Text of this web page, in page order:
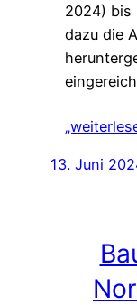
2024) bis
dazu die
13. Juni